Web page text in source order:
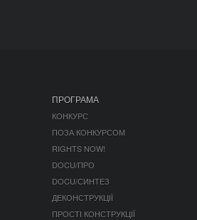
ПРОГРАМА
КОНКУРС
ПОЗА КОНКУРСОМ
RIGHTS NOW!
DOCU/ПРО
DOCU/СИНТЕЗ
ДЕКОНСТРУКЦІЇ
ПРОСТІ КОНСТРУКЦІЇ